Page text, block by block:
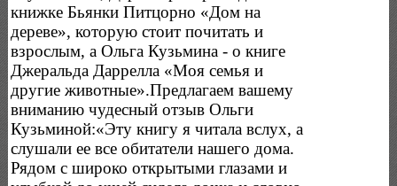
книжке Бьянки Питцорно «Дом на
дереве», которую стоит почитать и
взрослым, а Ольга Кузьмина - о книге
Джеральда Даррелла «Моя семья и
другие животные».Предлагаем вашему
вниманию чудесный отзыв Ольги
Кузьминой:«Эту книгу я читала вслух, а
слушали ее все обитатели нашего дома.
Рядом с широко открытыми глазами и